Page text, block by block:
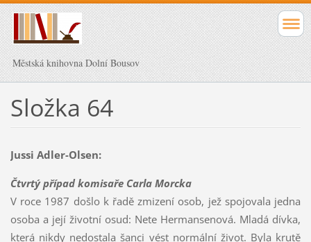
Městská knihovna Dolní Bousov
Složka 64
Jussi Adler-Olsen:
Čtvrtý případ komisaře Carla Morcka
V roce 1987 došlo k řadě zmizení osob, jež spojovala jedna
osoba a její životní osud: Nete Hermansenová. Mladá dívka,
která nikdy nedostala šanci vést normální život. Byla krutě